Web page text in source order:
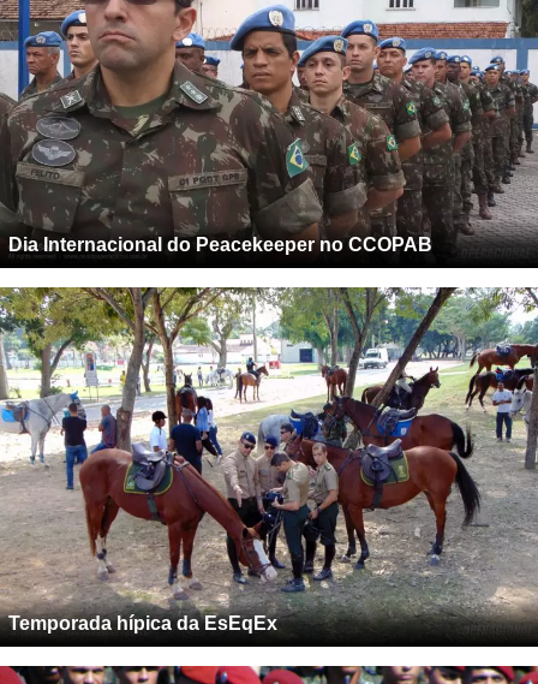
Dia Internacional do Peacekeeper no CCOPAB
Temporada hípica da EsEqEx